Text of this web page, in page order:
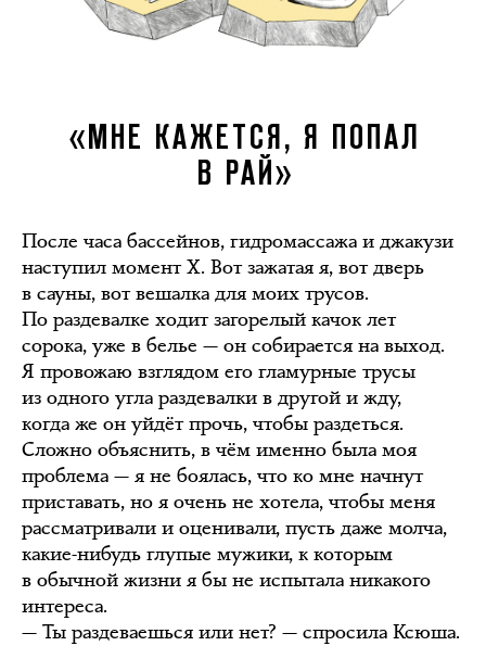
«МНЕ КАЖЕТСЯ, Я ПОПАЛ
В РАЙ»
После часа бассейнов, гидромассажа и джакузи
наступил момент Х. Вот зажатая я, вот дверь
в сауны, вот вешалка для моих трусов.
По раздевалке ходит загорелый качок лет
сорока, уже в белье — он собирается на выход.
Я провожаю взглядом его гламурные трусы
из одного угла раздевалки в другой и жду,
когда же он уйдёт прочь, чтобы раздеться.
Сложно объяснить, в чём именно была моя
проблема — я не боялась, что ко мне начнут
приставать, но я очень не хотела, чтобы меня
рассматривали и оценивали, пусть даже молча,
какие-нибудь глупые мужики, к которым
в обычной жизни я бы не испытала никакого
интереса.
— Ты раздеваешься или нет? — спросила Ксюша.